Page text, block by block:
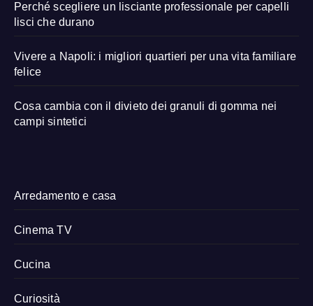
Perché scegliere un lisciante professionale per capelli
lisci che durano
Vivere a Napoli: i migliori quartieri per una vita familiare
felice
Cosa cambia con il divieto dei granuli di gomma nei
campi sintetici
Arredamento e casa
Cinema TV
Cucina
Curiosità